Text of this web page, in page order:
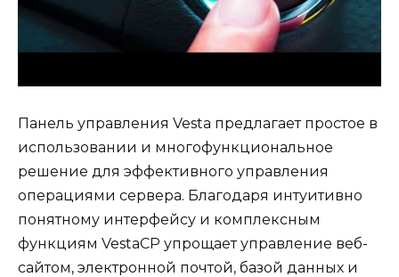
Панель управления Vesta предлагает простое в
использовании и многофункциональное
решение для эффективного управления
операциями сервера. Благодаря интуитивно
понятному интерфейсу и комплексным
функциям VestaCP упрощает управление веб-
сайтом, электронной почтой, базой данных и